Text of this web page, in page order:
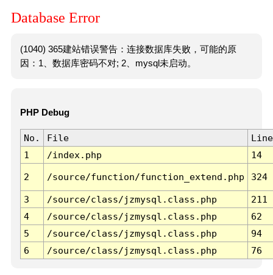
Database Error
(1040) 365建站错误警告：连接数据库失败，可能的原
因：1、数据库密码不对; 2、mysql未启动。
PHP Debug
No. File
Line
1
/index.php 14
2 /source/function/function_extend.php 324
3 /source/class/jzmysql.class.php
211
4
/source/class/jzmysql.class.php
62
5
/source/class/jzmysql.class.php
94
6
/source/class/jzmysql.class.php 76